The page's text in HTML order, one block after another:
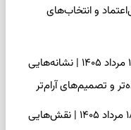
و انتخاب‌های
فال چای امروز یکشنبه ۱۸ مرداد ۱۴۰۵ | نشانه‌هایی
و تصمیم‌های آرام‌تر
فال قهوه امروز یکشنبه ۱۸ مرداد ۱۴۰۵ | نقش‌هایی